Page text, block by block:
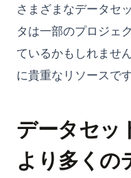
さまざまなデータセ
タは一部のプロジェ
ているかもしれませ
に貴重なリソースです
データセッ
より多くの